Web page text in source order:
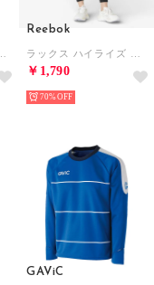
Reebok
￥1,790
70%
GAViC